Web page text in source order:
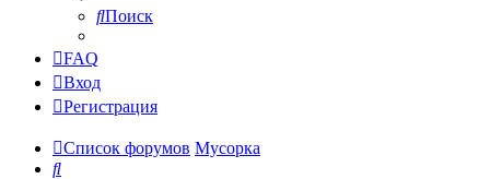
Поиск
FAQ
Вход
Регистрация
Список форумов Мусорка
Поиск